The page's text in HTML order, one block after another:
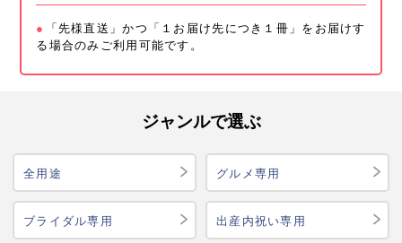
「先様直送」かつ「１お届け先につき１冊」をお届けす
る場合のみご利用可能です。
ジャンルで選ぶ
全用途 グルメ専用
ブライダル専用 出産内祝い専用